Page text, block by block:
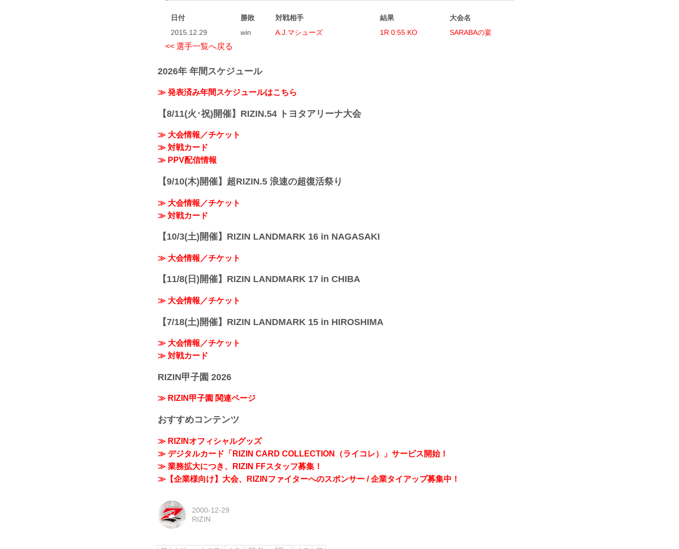
日付 勝敗 対戦相手 結果
大会名
2015.12.29
win A.J.マシューズ 1R 0:55 KO SARABAの宴
<< 選手一覧へ戻る
2026年 年間スケジュール
≫ 発表済み年間スケジュールはこちら
【8/11(火･祝)開催】RIZIN.54 トヨタアリーナ大会
≫ 大会情報／チケット
≫ 対戦カード
≫ PPV配信情報
【9/10(木)開催】超RIZIN.5 浪速の超復活祭り
≫ 大会情報／チケット
≫ 対戦カード
【10/3(土)開催】RIZIN LANDMARK 16 in NAGASAKI
≫ 大会情報／チケット
【11/8(日)開催】RIZIN LANDMARK 17 in CHIBA
≫ 大会情報／チケット
【7/18(土)開催】RIZIN LANDMARK 15 in HIROSHIMA
≫ 大会情報／チケット
≫ 対戦カード
RIZIN甲子園 2026
≫ RIZIN甲子園 関連ページ
おすすめコンテンツ
≫ RIZINオフィシャルグッズ
≫ デジタルカード「RIZIN CARD COLLECTION（ライコレ）」サービス開始！
≫ 業務拡大につき、RIZIN FFスタッフ募集！
≫【企業様向け】大会、RIZINファイターへのスポンサー / 企業タイアップ募集中！
2000-12-29
RIZIN